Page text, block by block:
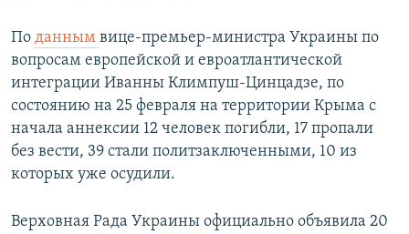
По данным вице-премьер-министра Украины по
вопросам европейской и евроатлантической
интеграции Иванны Климпуш-Цинцадзе, по
состоянию на 25 февраля на территории Крыма с
начала аннексии 12 человек погибли, 17 пропали
без вести, 39 стали политзаключенными, 10 из
которых уже осудили.
Верховная Рада Украины официально объявила 20